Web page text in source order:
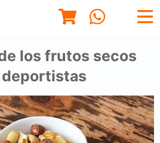
los frutos secos
deportistas